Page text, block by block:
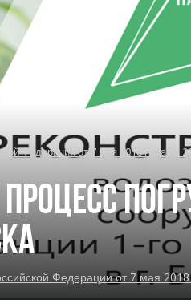
Федерации от 7 мая 2018 года №
Федерации от 7 мая